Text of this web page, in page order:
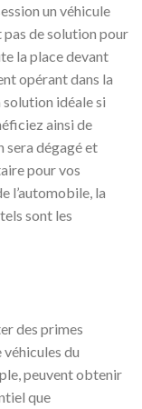
un véhicule
pas de solution pour
la place devant
opérant dans la
solution idéale si
ainsi de
sera dégagé et
pour vos
l’automobile, la
sont les
des primes
du
peuvent obtenir
que